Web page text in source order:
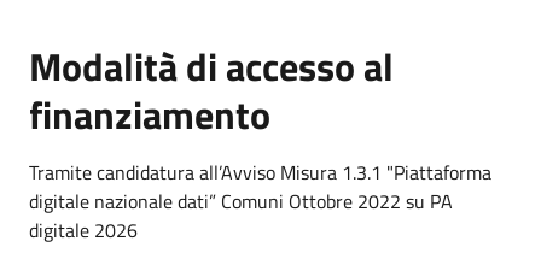
Modalità di accesso al
finanziamento
Tramite candidatura all’Avviso Misura 1.3.1 "Piattaforma
digitale nazionale dati” Comuni Ottobre 2022 su PA
digitale 2026